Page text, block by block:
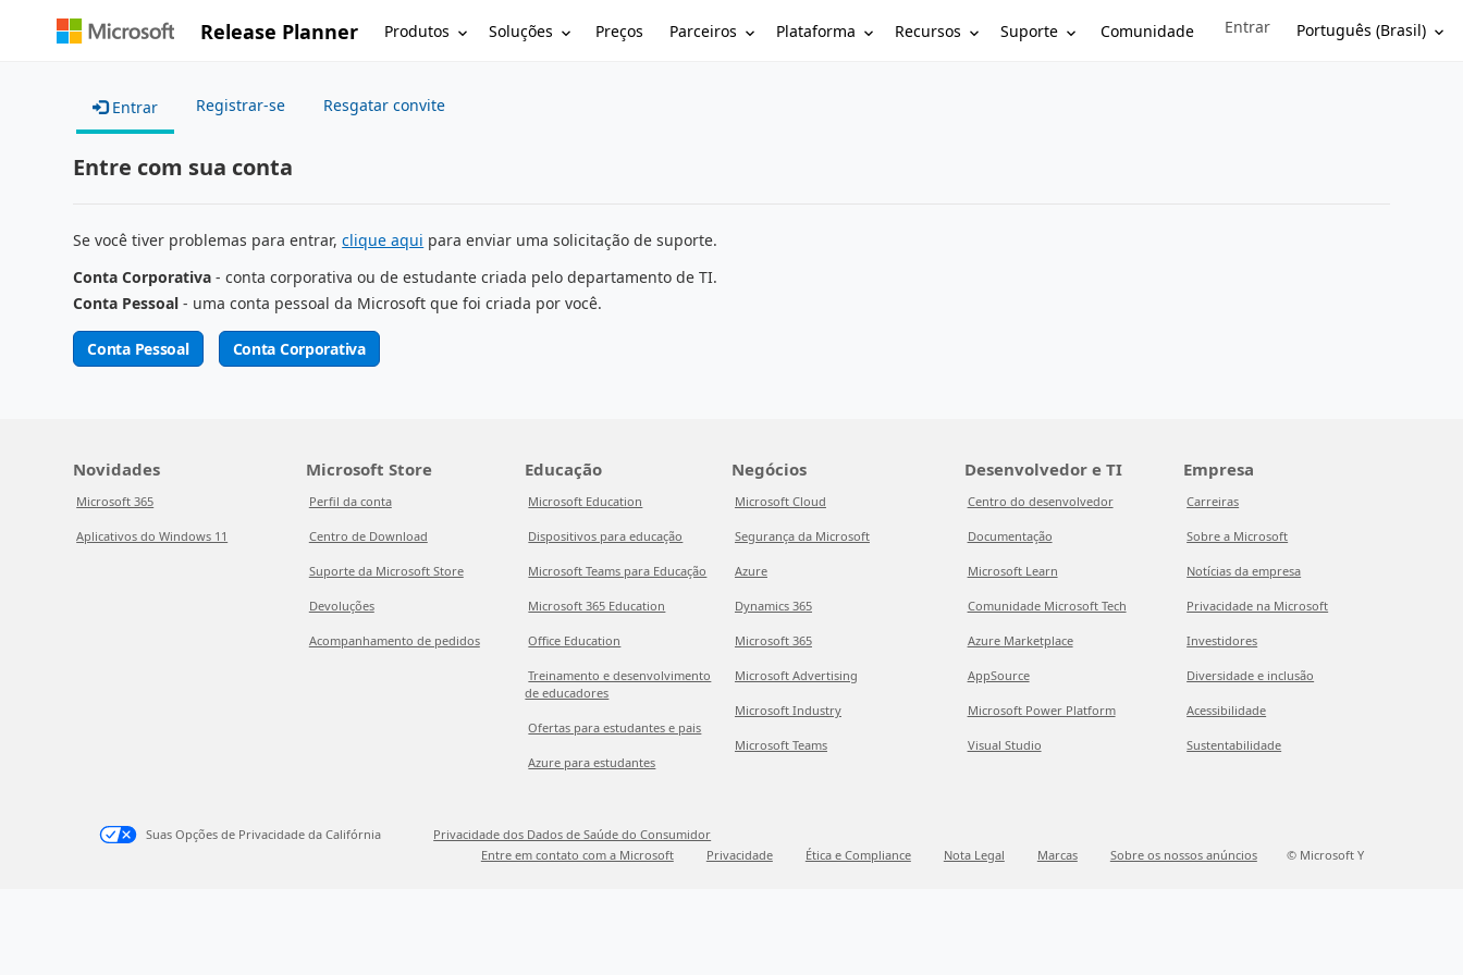
Release Planner Produtos Soluções Preços Parceiros Plataforma Recursos Suporte Comunidade Sign in to your account
Entrar Português (Brasil)
Entrar Registrar-se Resgatar convite
Entre com sua conta
Se você tiver problemas para entrar,clique aqui para enviar uma solicitação de suporte.
Conta Corporativa - conta corporativa ou de estudante criada pelo departamento de TI.
Conta Pessoal - uma conta pessoal da Microsoft que foi criada por você.
Conta Pessoal Conta Corporativa
Novidades
Microsoft 365
Aplicativos do Windows 11
Microsoft Store
Perfil da conta
Centro de Download
Suporte da Microsoft Store
Devoluções
Acompanhamento de pedidos
Educação
Microsoft Education
Dispositivos para educação
Microsoft Teams para Educação
Microsoft 365 Education
Office Education
Treinamento e desenvolvimento
de educadores
Ofertas para estudantes e pais
Azure para estudantes
Negócios
Microsoft Cloud
Segurança da Microsoft
Azure
Dynamics 365
Microsoft 365
Microsoft Advertising
Microsoft Industry
Microsoft Teams
Desenvolvedor e TI
Centro do desenvolvedor
Documentação
Microsoft Learn
Comunidade Microsoft Tech
Azure Marketplace
AppSource
Microsoft Power Platform
Visual Studio
Empresa
Carreiras
Sobre a Microsoft
Notícias da empresa
Privacidade na Microsoft
Investidores
Diversidade e inclusão
Acessibilidade
Sustentabilidade
Suas Opções de Privacidade da Califórnia
Privacidade dos Dados de Saúde do Consumidor
Entre em contato com a Microsoft
Privacidade Ética e Compliance Nota Legal Marcas Sobre os nossos anúncios © Microsoft Y